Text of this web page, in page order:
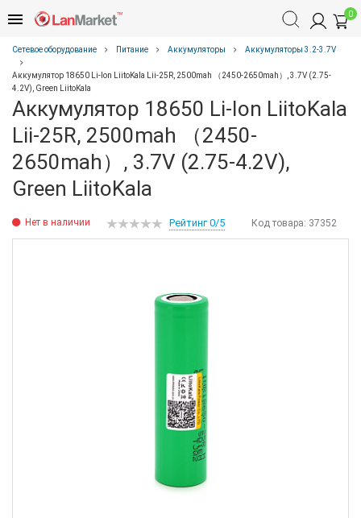
0
Сетевое оборудование Питание Аккумуляторы Аккумуляторы 3.2-3.7V
Аккумулятор 18650 Li-Ion LiitoKala Lii-25R, 2500mah （2450-2650mah）, 3.7V (2.75-
4.2V), Green LiitoKala
Аккумулятор 18650 Li-Ion LiitoKala
Lii-25R, 2500mah （2450-
2650mah）, 3.7V (2.75-4.2V),
Green LiitoKala
Нет в наличии Код товара: 37352
Рейтинг 0/5